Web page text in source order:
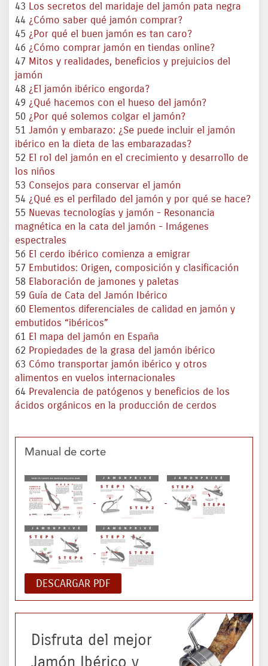
43 Los secretos del maridaje del jamón pata negra
44 ¿Cómo saber qué jamón comprar?
45 ¿Por qué el buen jamón es tan caro?
46 ¿Cómo comprar jamón en tiendas online?
47 Mitos y realidades, beneficios y prejuicios del
jamón
48 ¿El jamón ibérico engorda?
49 ¿Qué hacemos con el hueso del jamón?
50 ¿Por qué solemos colgar el jamón?
51 Jamón y embarazo: ¿Se puede incluir el jamón
ibérico en la dieta de las embarazadas?
52 El rol del jamón en el crecimiento y desarrollo de
los niños
53 Consejos para conservar el jamón
54 ¿Qué es el perfilado del jamón y por qué se hace?
55 Nuevas tecnologías y jamón - Resonancia
magnética en la cata del jamón - Imágenes
espectrales
56 El cerdo ibérico comienza a emigrar
57 Embutidos: Origen, composición y clasificación
58 Elaboración de jamones y paletas
59 Guía de Cata del Jamón Ibérico
60 Elementos diferenciales de calidad en jamón y
embutidos “ibéricos”
61 El mapa del jamón en España
62 Propiedades de la grasa del jamón ibérico
63 Cómo transportar jamón ibérico y otros
alimentos en vuelos internacionales
64 Prevalencia de patógenos y beneficios de los
ácidos orgánicos en la producción de cerdos
Manual de corte
DESCARGAR PDF
Disfruta del mejor
Jamón Ibérico y